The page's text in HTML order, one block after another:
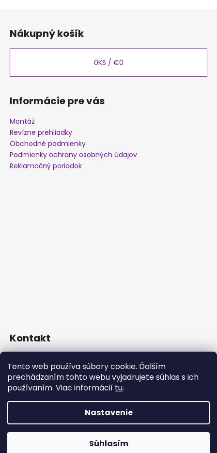
Tento web používa súbory cookie. Ďalším
prechádzaním tohto webu vyjadrujete súhlas s ich
používaním. Viac informácií tu.
Nastavenie
Súhlasím
Z
Nákupný košík
0KS / €0
Informácie pre vás
Montáž
Revízne prehliadky
Obchodné podmienky
Podmienky ochrany osobných údajov
Reklamačný poriadok
Kontakt
+421 911 617 982 (Po-Pia: 9:00-16:30)
kosiceklima/
Copyright 2026kosiceklima AC s.r.o.. Všetky práva
vyhradené.